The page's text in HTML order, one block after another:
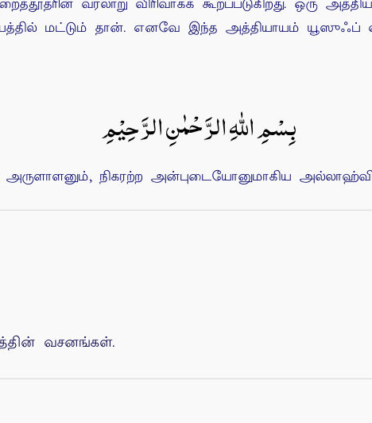
வரலாறு விரிவாகக் கூறப்படுகிறது. ஒரு
மட்டும் தான். எனவே இந்த அத்தியாயம் யூஸுஃப்
بِسْمِ اللهِ الرَّحْمٰنِ الرَّحِيْمِ
நிகரற்ற அன்புடையோனுமாகிய
வசனங்கள்.